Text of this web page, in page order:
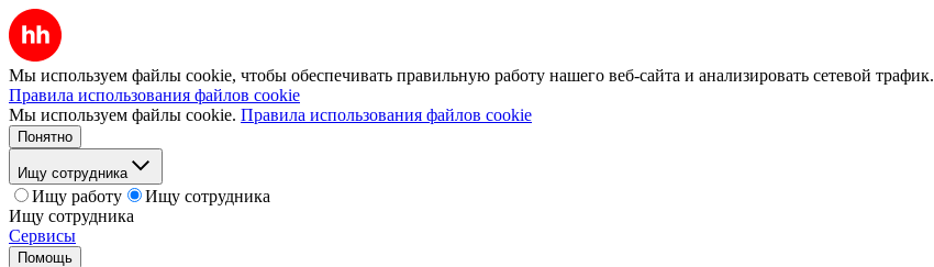
Мы используем файлы cookie, чтобы обеспечивать правильную работу нашего веб-сайта и анализировать сетевой трафик.
Правила использования файлов cookie
Мы используем файлы cookie. Правила использования файлов cookie
Понятно
Ищу сотрудника
Ищу работу
Ищу сотрудника
Ищу сотрудника
Сервисы
Помощь